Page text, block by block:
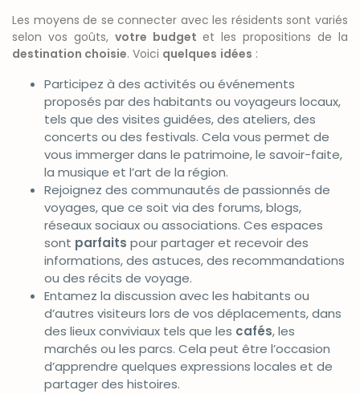
Les moyens de se connecter avec les résidents sont variés
selon vos goûts, votre budget et les propositions de la
destination choisie. Voici quelques idées :
Participez à des activités ou événements
proposés par des habitants ou voyageurs locaux,
tels que des visites guidées, des ateliers, des
concerts ou des festivals. Cela vous permet de
vous immerger dans le patrimoine, le savoir-faite,
la musique et l’art de la région.
Rejoignez des communautés de passionnés de
voyages, que ce soit via des forums, blogs,
réseaux sociaux ou associations. Ces espaces
sont parfaits pour partager et recevoir des
informations, des astuces, des recommandations
ou des récits de voyage.
Entamez la discussion avec les habitants ou
d’autres visiteurs lors de vos déplacements, dans
des lieux conviviaux tels que les cafés, les
marchés ou les parcs. Cela peut être l’occasion
d’apprendre quelques expressions locales et de
partager des histoires.